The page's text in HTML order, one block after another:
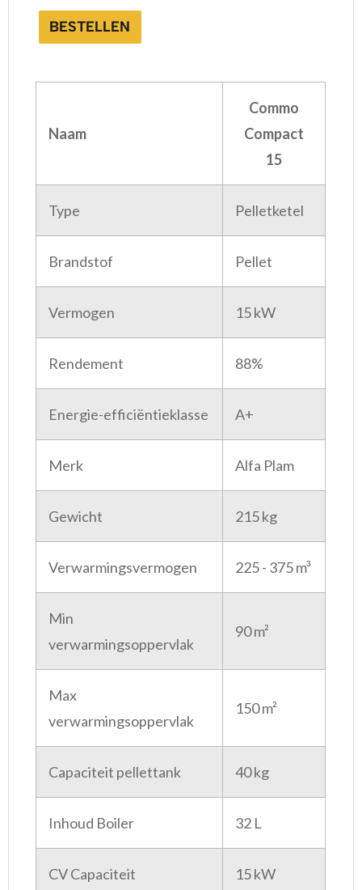
BESTELLEN
Naam
Commo
Compact
15
Type Pelletketel
Brandstof Pellet
Vermogen 15 kW
Rendement 88%
Energie-efficiëntieklasse A+
Merk Alfa Plam
Gewicht 215 kg
Verwarmingsvermogen 225 - 375 m³
Min
verwarmingsoppervlak
90 m²
Max
verwarmingsoppervlak
150 m²
Capaciteit pellettank 40 kg
Inhoud Boiler 32 L
CV Capaciteit 15 kW